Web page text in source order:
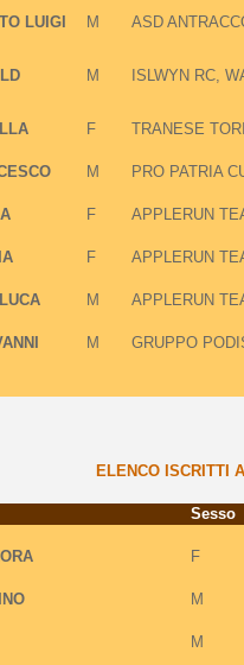
LUIGI M ASD
M ISLWYN RC,
F TRANESE
M PRO PATRIA
F APPLERUN
F APPLERUN
M APPLERUN
M GRUPPO
ELENCO ISCRITTI
Sesso
F
M
M